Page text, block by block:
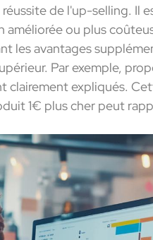
de l'up-selling. Il
ou plus
les avantages
Par exemple,
clairement expliqués.
1€ plus cher peut